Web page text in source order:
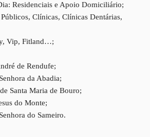
Residenciais e Apoio Domiciliário;
Clínicas, Clínicas Dentárias,
Vip, Fitland…;
de Rendufe;
da Abadia;
Santa Maria de Bouro;
do Monte;
do Sameiro.